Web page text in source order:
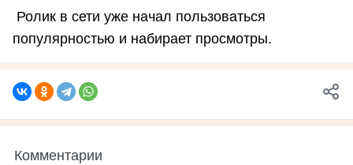
Ролик в сети уже начал пользоваться
популярностью и набирает просмотры.
Комментарии